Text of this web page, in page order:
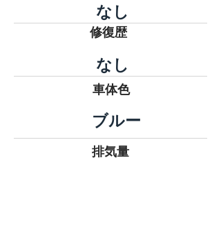
​なし
修復歴
​なし
​車体色
ブルー
排気量